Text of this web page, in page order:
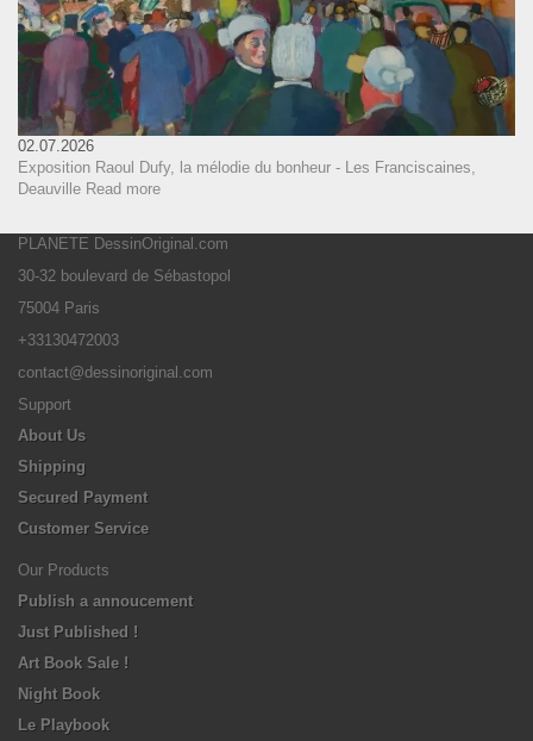
02.07.2026
Exposition Raoul Dufy, la mélodie du bonheur - Les Franciscaines,
Deauville Read more
PLANETE DessinOriginal.com
30-32 boulevard de Sébastopol
75004 Paris
+33130472003
contact@dessinoriginal.com
Support
About Us
Shipping
Secured Payment
Customer Service
Our Products
Publish a annoucement
Just Published !
Art Book Sale !
Night Book
Le Playbook